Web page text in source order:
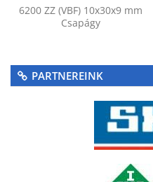
6200 ZZ (VBF) 10x30x9 mm
Csapágy
PARTNEREINK